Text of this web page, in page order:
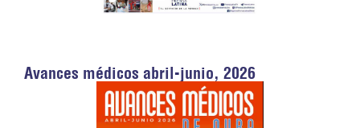
Avances médicos abril-junio, 2026